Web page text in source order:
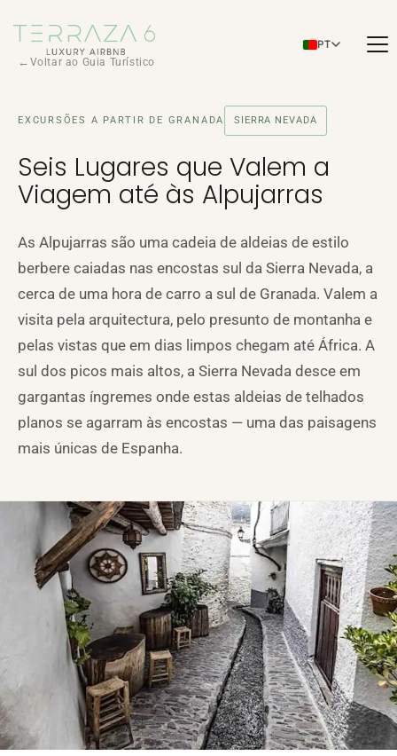
PT
Voltar ao Guia Turístico
EXCURSÕES A PARTIR DE GRANADA SIERRA NEVADA
Seis Lugares que Valem a
Viagem até às Alpujarras
As Alpujarras são uma cadeia de aldeias de estilo
berbere caiadas nas encostas sul da Sierra Nevada, a
cerca de uma hora de carro a sul de Granada. Valem a
visita pela arquitectura, pelo presunto de montanha e
pelas vistas que em dias limpos chegam até África. A
sul dos picos mais altos, a Sierra Nevada desce em
gargantas íngremes onde estas aldeias de telhados
planos se agarram às encostas — uma das paisagens
mais únicas de Espanha.